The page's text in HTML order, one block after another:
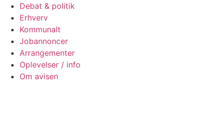
Debat & politik
Erhverv
Kommunalt
Jobannoncer
Arrangementer
Oplevelser / info
Om avisen